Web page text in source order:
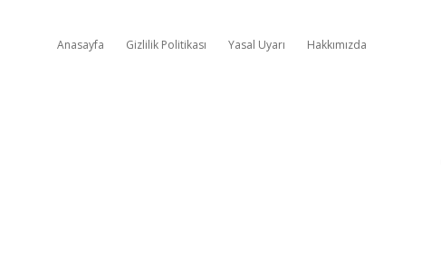
Anasayfa Gizlilik Politikası Yasal Uyarı Hakkımızda